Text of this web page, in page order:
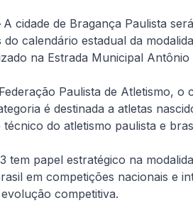
A cidade de Bragança Paulista
do calendário estadual da
na Estrada Municipal
Paulista de Atletismo,
é destinada a atletas
do atletismo paulista e
tem papel estratégico na
em competições nacionais e
competitiva.